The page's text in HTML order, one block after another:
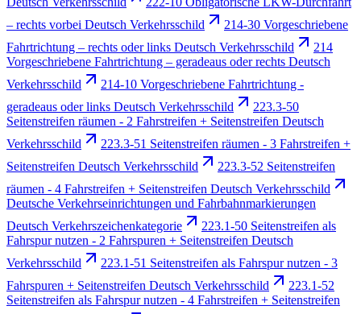
– rechts vorbei Deutsch Verkehrsschild
214-30 Vorgeschriebene
Fahrtrichtung – rechts oder links Deutsch Verkehrsschild
214
Vorgeschriebene Fahrtrichtung – geradeaus oder rechts Deutsch
Verkehrsschild
214-10 Vorgeschriebene Fahrtrichtung -
geradeaus oder links Deutsch Verkehrsschild
223.3-50
Seitenstreifen räumen - 2 Fahrstreifen + Seitenstreifen Deutsch
Verkehrsschild
223.3-51 Seitenstreifen räumen - 3 Fahrstreifen +
Seitenstreifen Deutsch Verkehrsschild
223.3-52 Seitenstreifen
räumen - 4 Fahrstreifen + Seitenstreifen Deutsch Verkehrsschild
Deutsche Verkehrseinrichtungen und Fahrbahnmarkierungen
Deutsch Verkehrszeichenkategorie
223.1-50 Seitenstreifen als
Fahrspur nutzen - 2 Fahrspuren + Seitenstreifen Deutsch
Verkehrsschild
223.1-51 Seitenstreifen als Fahrspur nutzen - 3
Fahrspuren + Seitenstreifen Deutsch Verkehrsschild
223.1-52
Seitenstreifen als Fahrspur nutzen - 4 Fahrstreifen + Seitenstreifen